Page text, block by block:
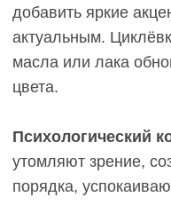
царапины, которые не
древесины, на тёмном фоне
заметны, чем на светлом.
только для поверхностных
Пыль и разводы очень
пыль, белёсые разводы от
глаза сразу. Это требует